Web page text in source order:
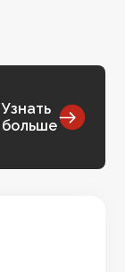
Узнать
больше